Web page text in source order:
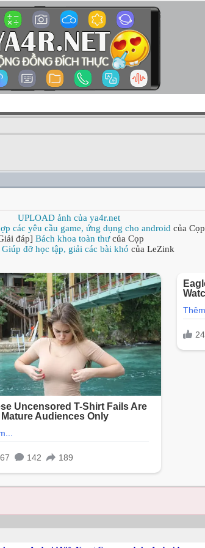
UPLOAD ảnh của ya4r.net
các yêu cầu game, ứng dụng cho android của Cọp
đáp] Bách khoa toàn thưcủa Cọp
Giúp đỡ học tập, giải các bài khó của LeZink